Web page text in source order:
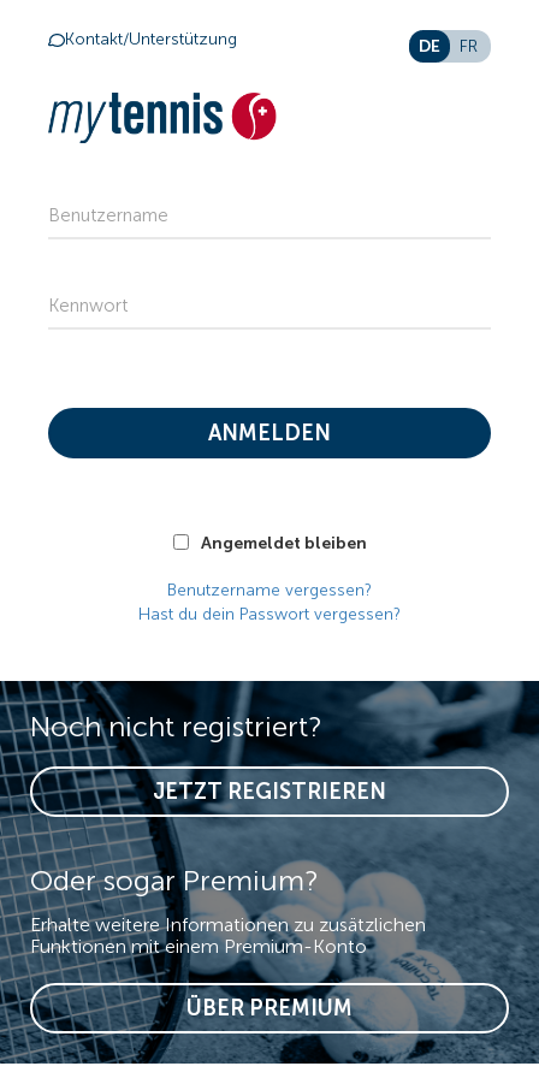
Noch nicht registriert?
JETZT REGISTRIEREN
Oder sogar Premium?
Erhalte weitere Informationen zu zusätzlichen
Funktionen mit einem Premium-Konto
ÜBER PREMIUM
Kontakt/Unterstützung DE FR
Benutzername
Kennwort
Angemeldet bleiben
ANMELDEN
Benutzername vergessen?
Hast du dein Passwort vergessen?